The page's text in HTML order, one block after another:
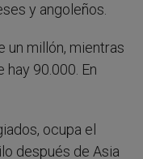
y angoleños.
un millón, mientras
hay 90.000. En
ocupa el
después de Asia